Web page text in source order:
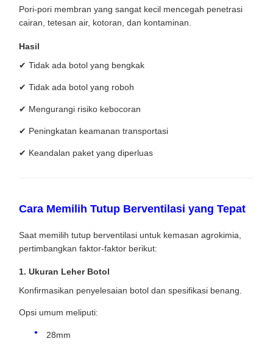
Pori-pori membran yang sangat kecil mencegah penetrasi
cairan, tetesan air, kotoran, dan kontaminan.
Hasil
✔ Tidak ada botol yang bengkak
✔ Tidak ada botol yang roboh
✔ Mengurangi risiko kebocoran
✔ Peningkatan keamanan transportasi
✔ Keandalan paket yang diperluas
Cara Memilih Tutup Berventilasi yang Tepat
Saat memilih tutup berventilasi untuk kemasan agrokimia,
pertimbangkan faktor-faktor berikut:
1. Ukuran Leher Botol
Konfirmasikan penyelesaian botol dan spesifikasi benang.
Opsi umum meliputi:
28mm